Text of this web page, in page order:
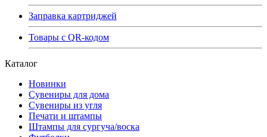
Заправка картриджей
Товары с QR-кодом
Каталог
Новинки
Сувениры для дома
Сувениры из угля
Печати и штампы
Штампы для сургуча/воска